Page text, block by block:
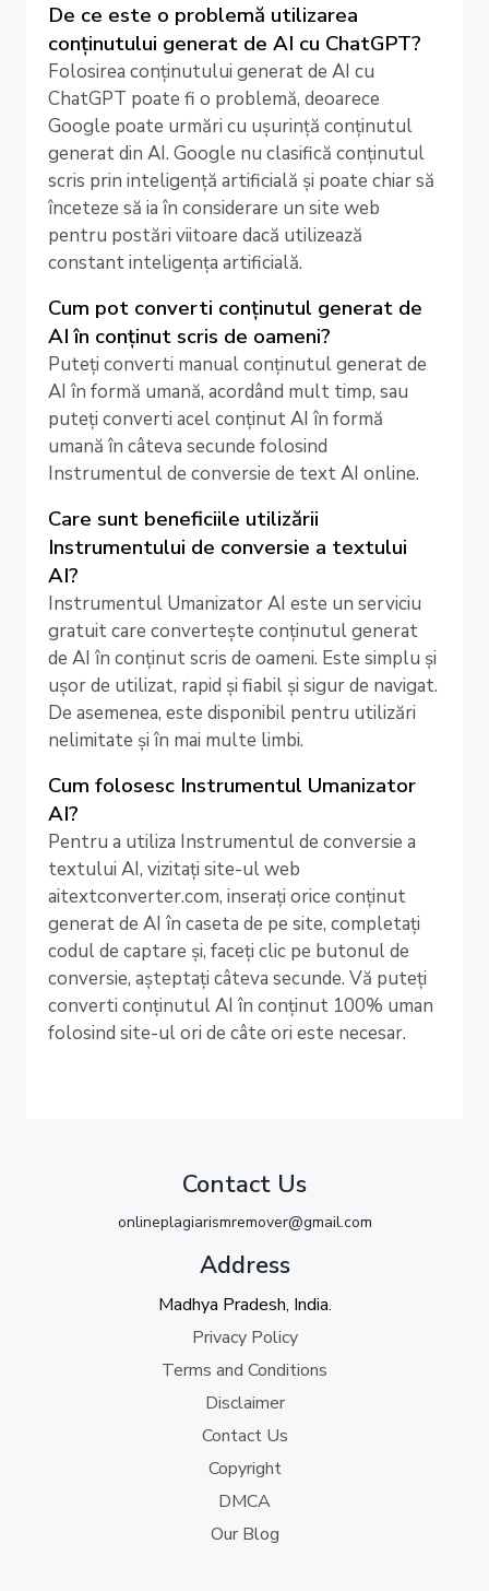
De ce este o problemă utilizarea
conținutului generat de AI cu ChatGPT?
Folosirea conținutului generat de AI cu
ChatGPT poate fi o problemă, deoarece
Google poate urmări cu ușurință conținutul
generat din AI. Google nu clasifică conținutul
scris prin inteligență artificială și poate chiar să
înceteze să ia în considerare un site web
pentru postări viitoare dacă utilizează
constant inteligența artificială.
Cum pot converti conținutul generat de
AI în conținut scris de oameni?
Puteți converti manual conținutul generat de
AI în formă umană, acordând mult timp, sau
puteți converti acel conținut AI în formă
umană în câteva secunde folosind
Instrumentul de conversie de text AI online.
Care sunt beneficiile utilizării
Instrumentului de conversie a textului
AI?
Instrumentul Umanizator AI este un serviciu
gratuit care convertește conținutul generat
de AI în conținut scris de oameni. Este simplu și
ușor de utilizat, rapid și fiabil și sigur de navigat.
De asemenea, este disponibil pentru utilizări
nelimitate și în mai multe limbi.
Cum folosesc Instrumentul Umanizator
AI?
Pentru a utiliza Instrumentul de conversie a
textului AI, vizitați site-ul web
aitextconverter.com, inserați orice conținut
generat de AI în caseta de pe site, completați
codul de captare și, faceți clic pe butonul de
conversie, așteptați câteva secunde. Vă puteți
converti conținutul AI în conținut 100% uman
folosind site-ul ori de câte ori este necesar.
Contact Us
onlineplagiarismremover@gmail.com
Address
Madhya Pradesh, India.
Privacy Policy
Terms and Conditions
Disclaimer
Contact Us
Copyright
DMCA
Our Blog